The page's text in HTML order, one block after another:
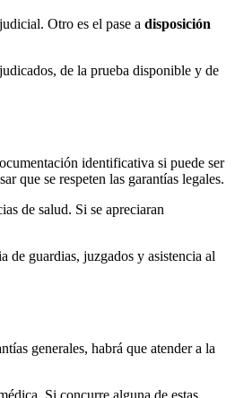
Otro es el pase a disposición
de la prueba disponible y de
identificativa si puede ser
que se respeten las garantías legales.
de salud. Si se apreciaran
de guardias, juzgados y asistencia al
generales, habrá que atender a la
Si concurre alguna de estas